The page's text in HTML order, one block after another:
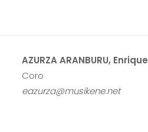
AZURZA ARANBURU, Enrique
Coro
eazurza@musikene.net